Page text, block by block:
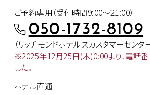
ご予約専用（受付時間9:00～21:00）
050-1732-8109
（リッチモンドホテルズカスタマーセンタ
※2025年12月25日(木)0:00より、電話
した。
ホテル直通